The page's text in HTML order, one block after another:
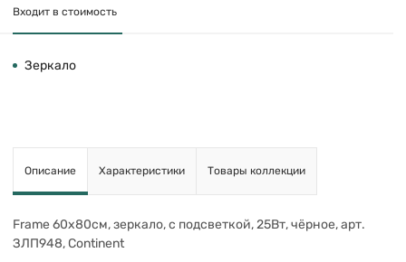
Входит в стоимость
Зеркало
Описание Характеристики Товары коллекции
Frame 60х80см, зеркало, с подсветкой, 25Вт, чёрное, арт.
ЗЛП948, Continent